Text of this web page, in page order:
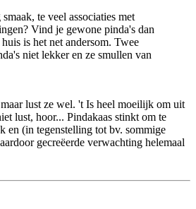
te veel associaties met
Vind je gewone pinda's dan
is het net andersom. Twee
niet lekker en ze smullen van
lust ze wel. 't Is heel moeilijk om uit
lust, hoor... Pindakaas stinkt om te
en (in tegenstelling tot bv. sommige
gecreëerde verwachting helemaal